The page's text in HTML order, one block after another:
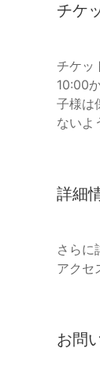
チケ
チケッ
10:00
子様は
ないよ
詳細
さらに
アクセ
お問